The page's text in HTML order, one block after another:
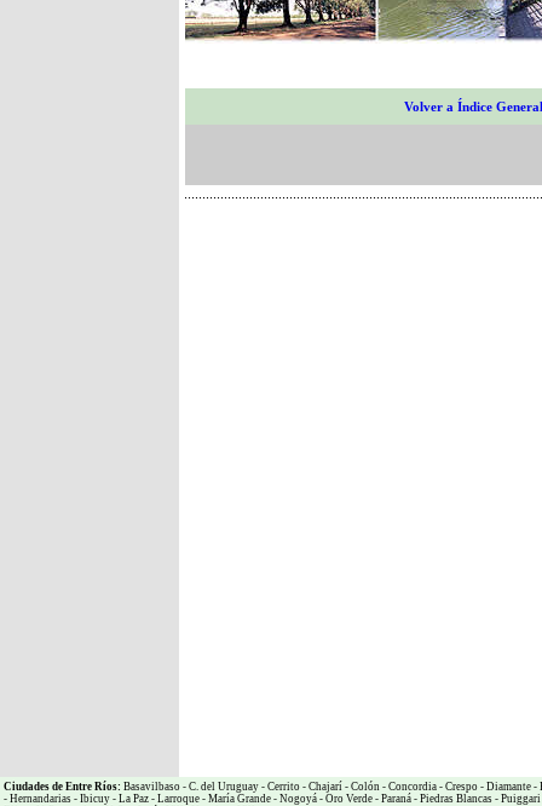
Volver a Índice General
Ciudades de Entre Ríos: Basavilbaso - C. del Uruguay - Cerrito - Chajarí - Colón - Concordia - Crespo - Diamante -
- Hernandarias - Ibicuy - La Paz - Larroque - María Grande - Nogoyá - Oro Verde - Paraná - Piedras Blancas - Puiggari